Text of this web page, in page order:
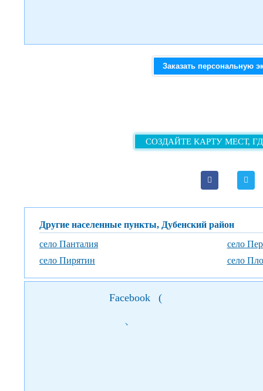
Заказать персональную
СОЗДАЙТЕ КАРТУ МЕСТ,
Другие населенные пункты, Дубенский район
село Панталия
село
село Пирятин
село
Facebook (
)